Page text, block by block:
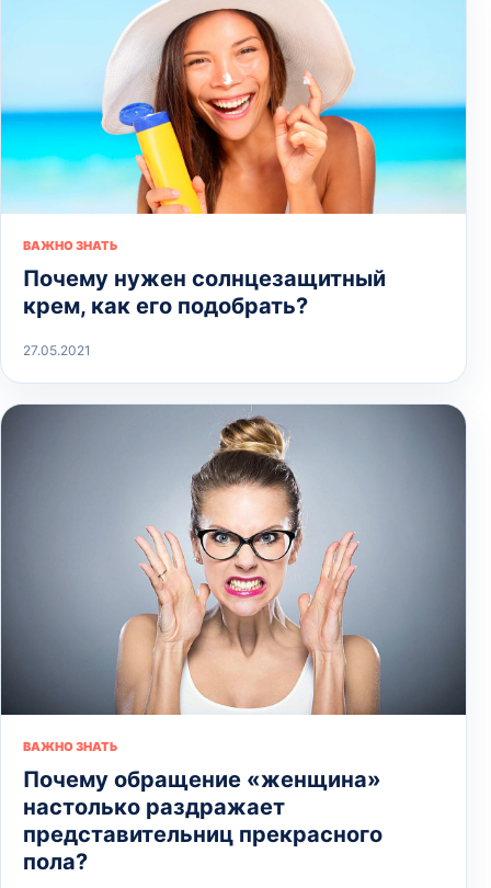
ВАЖНО ЗНАТЬ
Почему нужен солнцезащитный
крем, как его подобрать?
27.05.2021
ВАЖНО ЗНАТЬ
Почему обращение «женщина»
настолько раздражает
представительниц прекрасного
пола?